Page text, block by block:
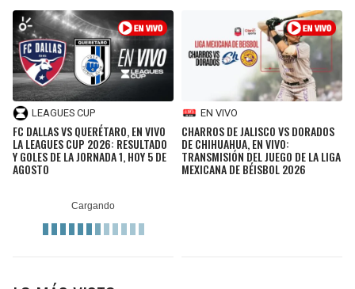
LEAGUES CUP
FC DALLAS VS QUERÉTARO, EN VIVO
LA LEAGUES CUP 2026: RESULTADO
Y GOLES DE LA JORNADA 1, HOY 5 DE
AGOSTO
EN VIVO
CHARROS DE JALISCO VS DORADOS
DE CHIHUAHUA, EN VIVO:
TRANSMISIÓN DEL JUEGO DE LA LIGA
MEXICANA DE BÉISBOL 2026